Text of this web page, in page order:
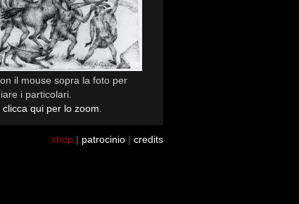
il mouse sopra la foto per
i particolari.
clicca qui per lo zoom
shop | patrocinio | credits